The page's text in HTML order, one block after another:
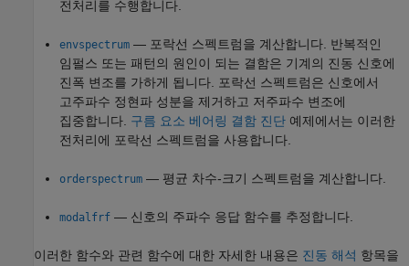
전처리를 수행합니다.
envspectrum — 포락선 스펙트럼을 계산합니다. 반복적인
임펄스 또는 패턴의 원인이 되는 결함은 기계의 진동 신호에
진폭 변조를 가하게 됩니다. 포락선 스펙트럼은 신호에서
고주파수 정현파 성분을 제거하고 저주파수 변조에
집중합니다. 구름 요소 베어링 결함 진단 예제에서는 이러한
전처리에 포락선 스펙트럼을 사용합니다.
orderspectrum — 평균 차수-크기 스펙트럼을 계산합니다.
modalfrf — 신호의 주파수 응답 함수를 추정합니다.
이러한 함수와 관련 함수에 대한 자세한 내용은 진동 해석 항목을